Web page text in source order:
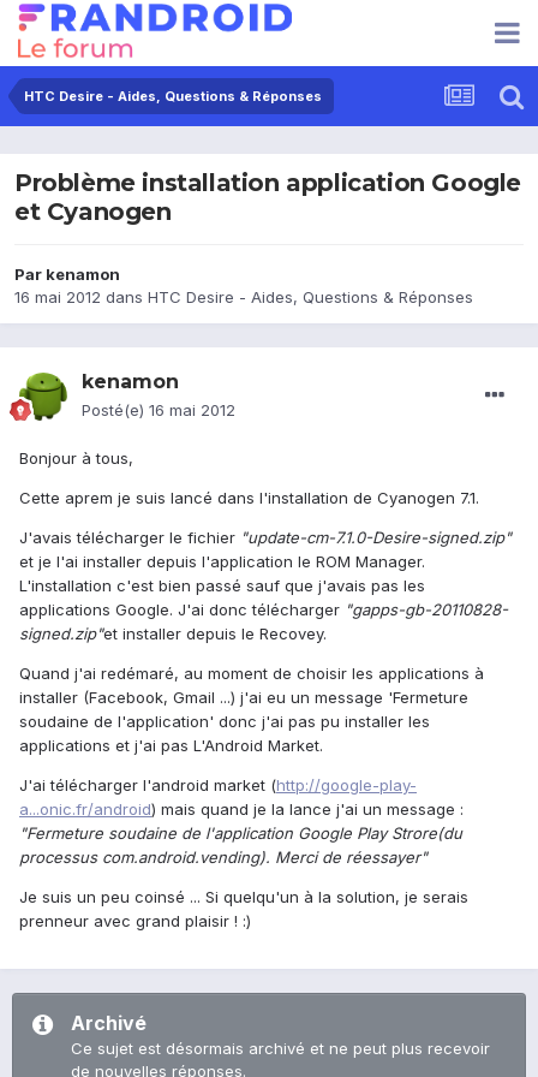
HTC Desire - Aides, Questions & Réponses
Problème installation application Google
et Cyanogen
Par kenamon
16 mai 2012 dans HTC Desire - Aides, Questions & Réponses
kenamon
Posté(e) 16 mai 2012
Bonjour à tous,
Cette aprem je suis lancé dans l'installation de Cyanogen 7.1.
J'avais télécharger le fichier "update-cm-7.1.0-Desire-signed.zip"
et je l'ai installer depuis l'application le ROM Manager.
L'installation c'est bien passé sauf que j'avais pas les
applications Google. J'ai donc télécharger "gapps-gb-20110828-
signed.zip"et installer depuis le Recovey.
Quand j'ai redémaré, au moment de choisir les applications à
installer (Facebook, Gmail ...) j'ai eu un message 'Fermeture
soudaine de l'application' donc j'ai pas pu installer les
applications et j'ai pas L'Android Market.
J'ai télécharger l'android market (http://google-play-
a...onic.fr/android) mais quand je la lance j'ai un message :
"Fermeture soudaine de l'application Google Play Strore(du
processus com.android.vending). Merci de réessayer"
Je suis un peu coinsé ... Si quelqu'un à la solution, je serais
prenneur avec grand plaisir ! :)
Archivé
Ce sujet est désormais archivé et ne peut plus recevoir
de nouvelles réponses.